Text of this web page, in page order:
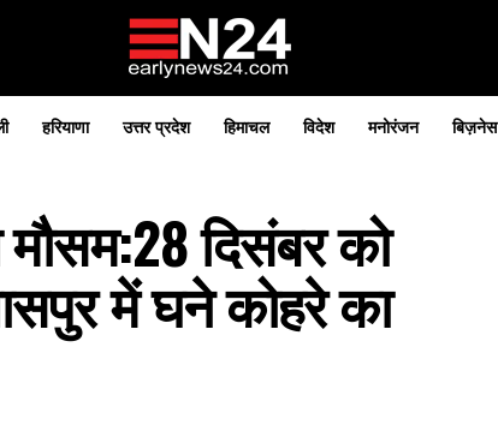
हरियाणा उत्तर प्रदेश हिमाचल विदेश मनोरंजन बिज़नेस
दिसंबर को
में घने कोहरे का